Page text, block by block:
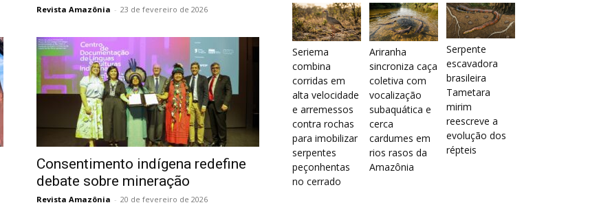
Revista Amazônia - 23 de fevereiro de 2026
Consentimento indígena redefine
debate sobre mineração
Revista Amazônia - 20 de fevereiro de 2026
Seriema
combina
corridas em
alta velocidade
e arremessos
contra rochas
para imobilizar
serpentes
peçonhentas
no cerrado
Ariranha
sincroniza caça
coletiva com
vocalização
subaquática e
cerca
cardumes em
rios rasos da
Amazônia
Serpente
escavadora
brasileira
Tametara
mirim
reescreve a
evolução dos
répteis